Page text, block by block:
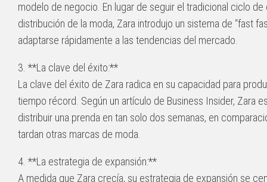
modelo de negocio. En lugar de seguir el tradicional ciclo
distribución de la moda, Zara introdujo un sistema de “fast
adaptarse rápidamente a las tendencias del mercado.
3. **La clave del éxito:**
La clave del éxito de Zara radica en su capacidad para
tiempo récord. Según un artículo de Business Insider, Zara
distribuir una prenda en tan solo dos semanas, en
tardan otras marcas de moda.
4. **La estrategia de expansión:**
A medida que Zara crecía, su estrategia de expansión se